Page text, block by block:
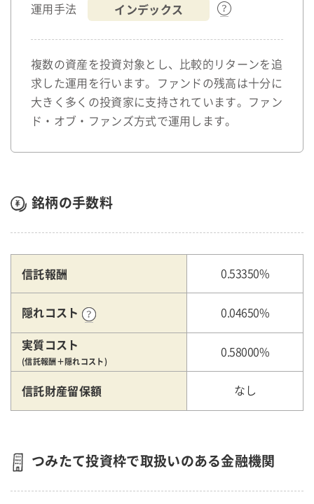
運用手法 インデックス
複数の資産を投資対象とし、比較的リターンを追
求した運用を行います。ファンドの残高は十分に
大きく多くの投資家に支持されています。ファン
ド・オブ・ファンズ方式で運用します。
銘柄の手数料
信託報酬 0.53350%
隠れコスト 0.04650%
実質コスト
(信託報酬＋隠れコスト)
0.58000%
信託財産留保額 なし
つみたて投資枠で取扱いのある金融機関